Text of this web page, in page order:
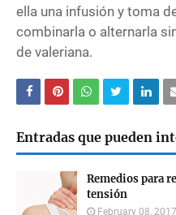
ella una infusión y toma
combinarla o alternarla
de valeriana.
Entradas que pueden
Remedios para
tensión
February 08, 2017